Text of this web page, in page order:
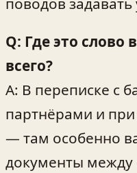
Q: Где это слово
всего?
A: В переписке с
партнёрами и при
— там особенно
документы между